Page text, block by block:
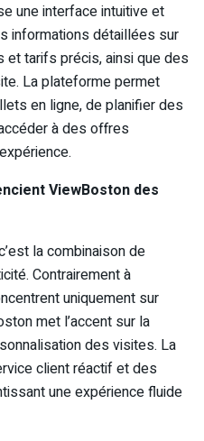
une interface intuitive et
informations détaillées sur
et tarifs précis, ainsi que des
La plateforme permet
en ligne, de planifier des
à des offres
ViewBoston des
la combinaison de
Contrairement à
uniquement sur
met l’accent sur la
des visites. La
client réactif et des
une expérience fluide